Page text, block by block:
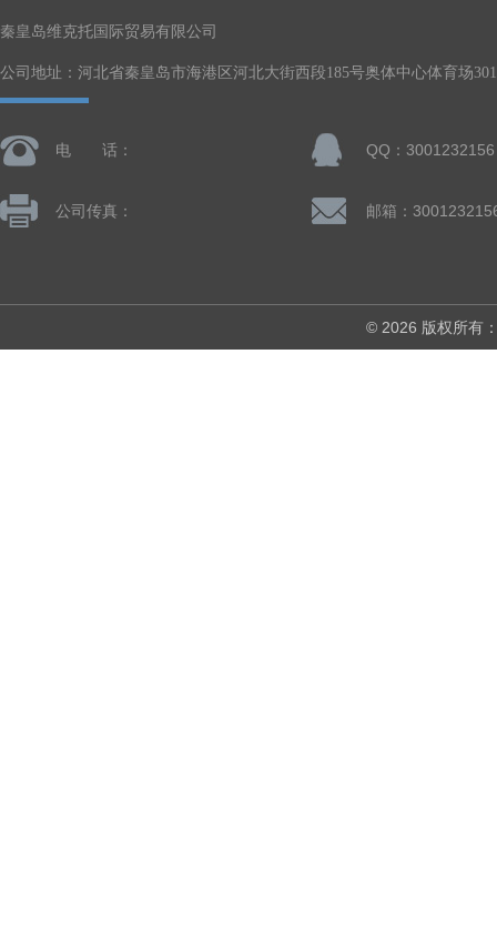
秦皇岛维克托国际贸易有限公司
公司地址：河北省秦皇岛市海港区河北大街西段185号奥体中心体育场
电 话： QQ：3001232156
公司传真： 邮箱：
© 2026 版权所有